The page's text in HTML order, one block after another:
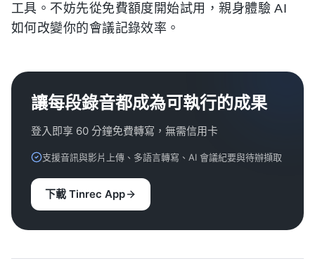
工具。不妨先從免費額度開始試用，親身體驗 AI
如何改變你的會議記錄效率。
讓每段錄音都成為可執行的成果
登入即享 60 分鐘免費轉寫，無需信用卡
支援音訊與影片上傳、多語言轉寫、AI 會議紀要與待辦擷取
下載 Tinrec App